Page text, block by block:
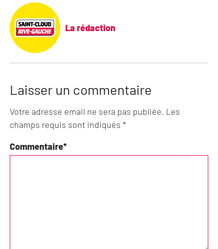
La rédaction
Laisser un commentaire
Votre adresse email ne sera pas publiée. Les
champs requis sont indiqués *
Commentaire*